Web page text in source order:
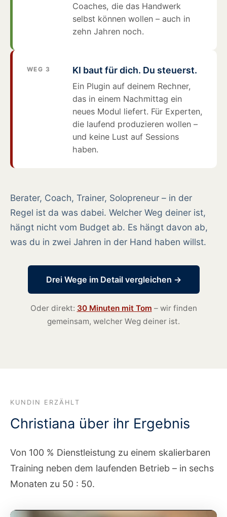
Coaches, die das Handwerk
selbst können wollen – auch in
zehn Jahren noch.
WEG 3 KI baut für dich. Du steuerst.
Ein Plugin auf deinem Rechner,
das in einem Nachmittag ein
neues Modul liefert. Für Experten,
die laufend produzieren wollen –
und keine Lust auf Sessions
haben.
Berater, Coach, Trainer, Solopreneur – in der
Regel ist da was dabei. Welcher Weg deiner ist,
hängt nicht vom Budget ab. Es hängt davon ab,
was du in zwei Jahren in der Hand haben willst.
Drei Wege im Detail vergleichen →
Oder direkt: 30 Minuten mit Tom – wir finden
gemeinsam, welcher Weg deiner ist.
KUNDIN ERZÄHLT
Christiana über ihr Ergebnis
Von 100 % Dienstleistung zu einem skalierbaren
Training neben dem laufenden Betrieb – in sechs
Monaten zu 50 : 50.